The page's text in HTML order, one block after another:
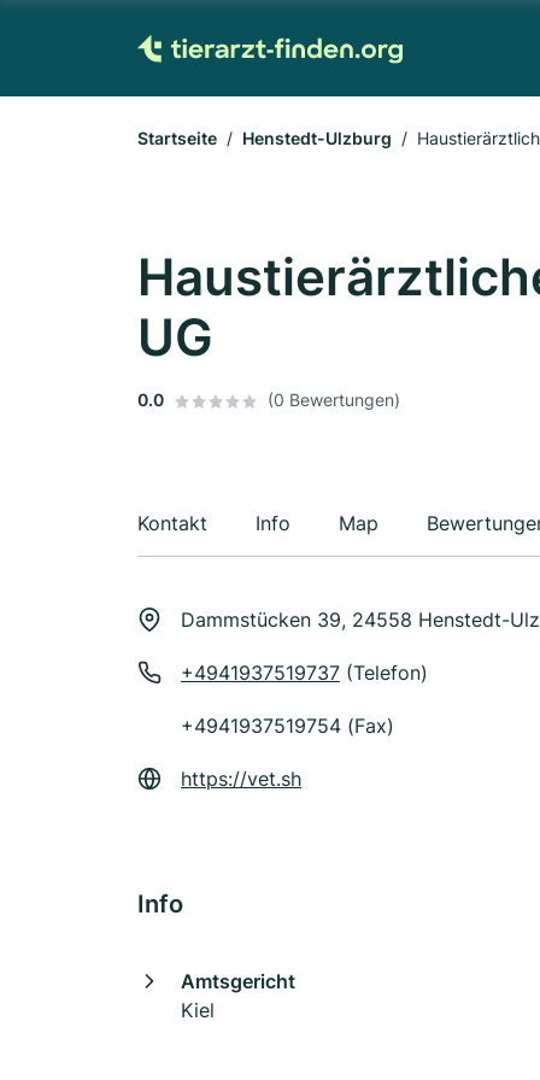
Startseite Henstedt-Ulzburg
UG
0.0 (0 Bewertungen)
Kontakt Info Map
Dammstücken 39, 24558 Henstedt-
+4941937519737 (Telefon)
+4941937519754 (Fax)
https://vet.sh
Info
Amtsgericht
Kiel